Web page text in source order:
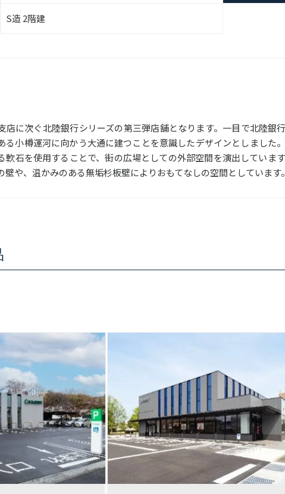
S造 2階建
店に次ぐ北陸銀行シリーズの第三弾店舗となります。一目で北陸銀
る小樽運河に向かう大通に建つことを意識したデザインとしました
軟石を使用することで、街の広場としての外部空間を演出していま
壁や、温かみのある無垢杉板壁によりおもてなしの空間としています。